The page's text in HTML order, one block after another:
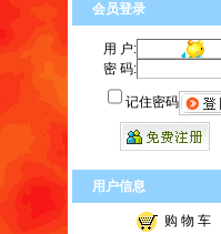
会员登录
用 户:
密 码:
记住密码
用户信息
购 物 车